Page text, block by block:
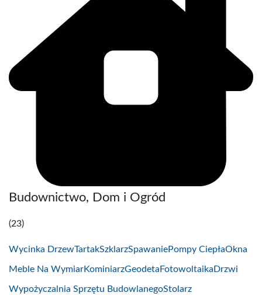
Budownictwo, Dom i Ogród
(23)
Wycinka DrzewTartakSzklarzSpawaniePompy CiepłaOkna
Meble Na WymiarKominiarzGeodetaFotowoltaikaDrzwi
Wypożyczalnia Sprzętu BudowlanegoStolarz